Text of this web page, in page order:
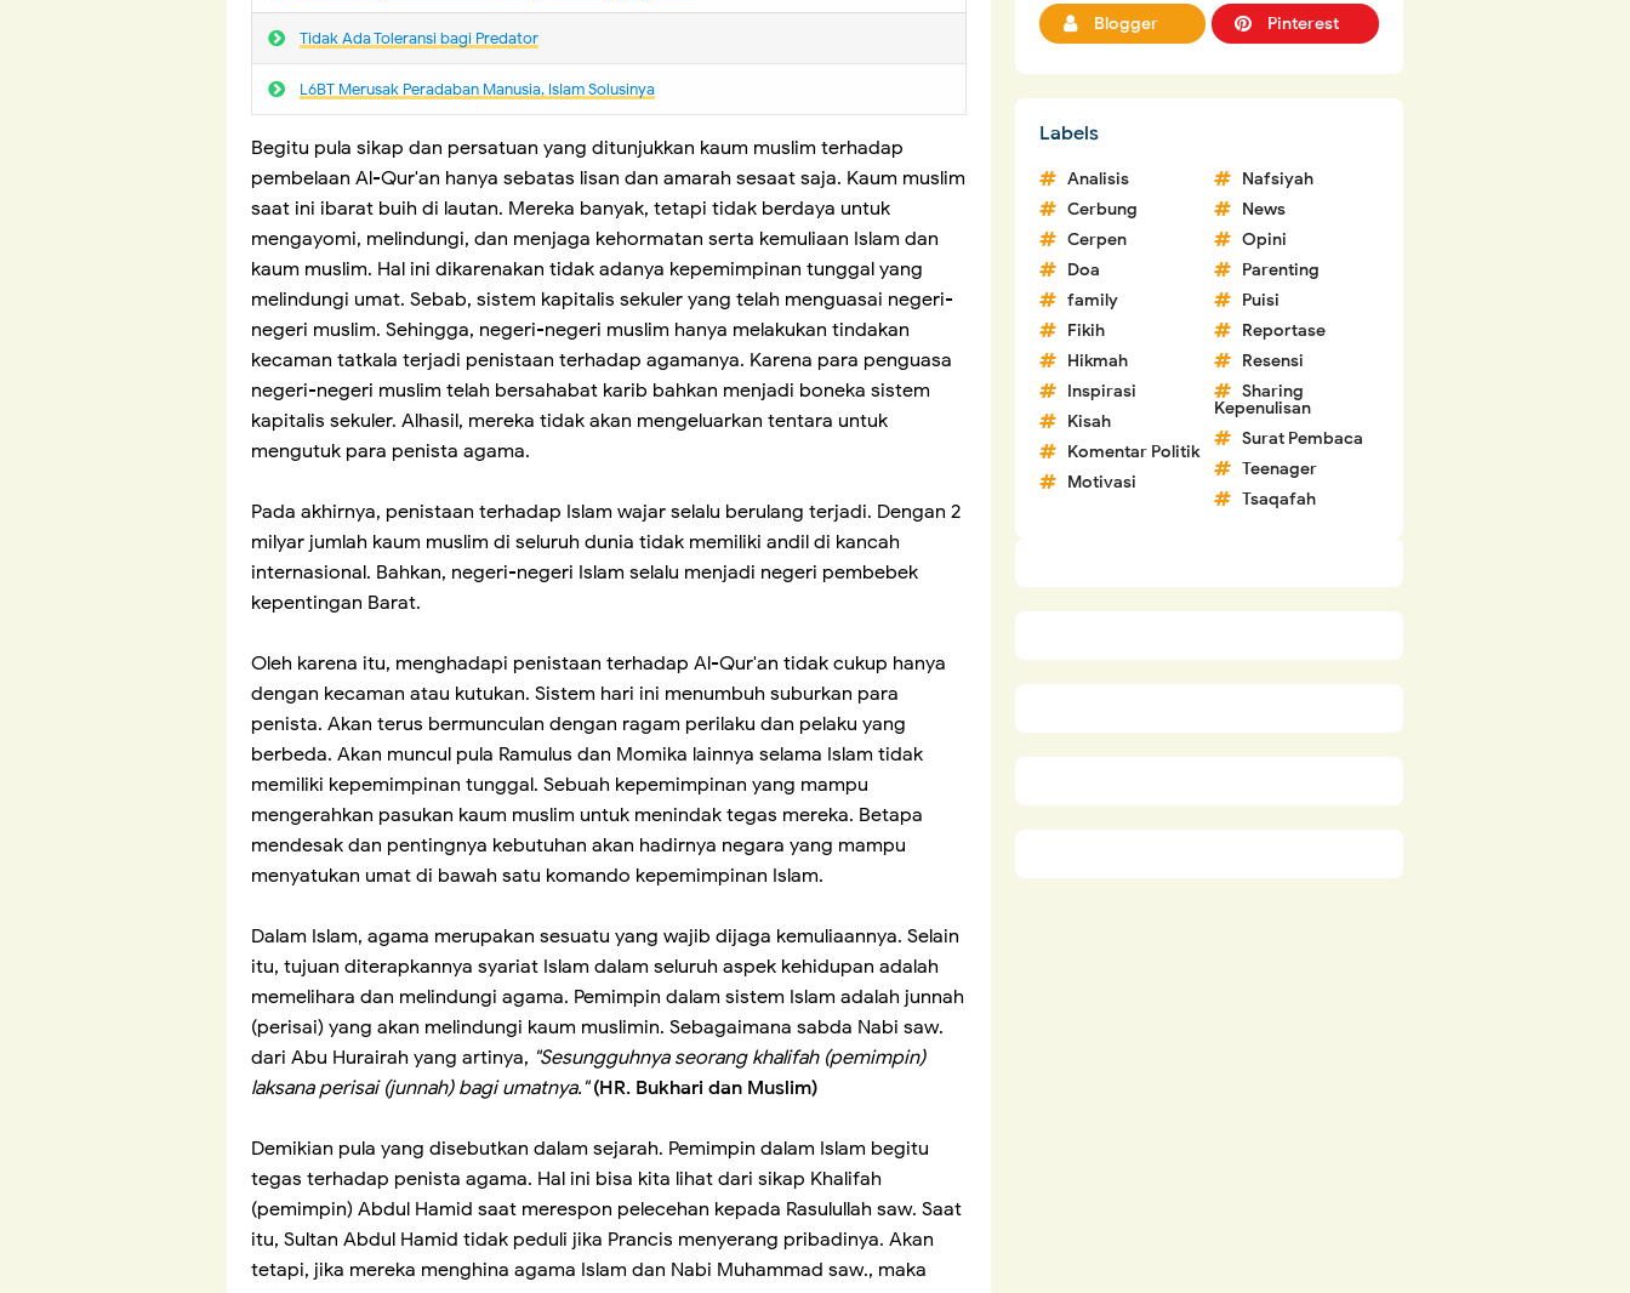
Tidak Ada Toleransi bagi Predator
L6BT Merusak Peradaban Manusia, IsIam Solusinya
Begitu pula sikap dan persatuan yang ditunjukkan kaum muslim terhadap
pembelaan Al-Qur'an hanya sebatas lisan dan amarah sesaat saja. Kaum muslim
saat ini ibarat buih di lautan. Mereka banyak, tetapi tidak berdaya untuk
mengayomi, melindungi, dan menjaga kehormatan serta kemuliaan Islam dan
kaum muslim. Hal ini dikarenakan tidak adanya kepemimpinan tunggal yang
melindungi umat. Sebab, sistem kapitalis sekuler yang telah menguasai negeri-
negeri muslim. Sehingga, negeri-negeri muslim hanya melakukan tindakan
kecaman tatkala terjadi penistaan terhadap agamanya. Karena para penguasa
negeri-negeri muslim telah bersahabat karib bahkan menjadi boneka sistem
kapitalis sekuler. Alhasil, mereka tidak akan mengeluarkan tentara untuk
mengutuk para penista agama.
Pada akhirnya, penistaan terhadap Islam wajar selalu berulang terjadi. Dengan 2
milyar jumlah kaum muslim di seluruh dunia tidak memiliki andil di kancah
internasional. Bahkan, negeri-negeri Islam selalu menjadi negeri pembebek
kepentingan Barat.
Oleh karena itu, menghadapi penistaan terhadap Al-Qur'an tidak cukup hanya
dengan kecaman atau kutukan. Sistem hari ini menumbuh suburkan para
penista. Akan terus bermunculan dengan ragam perilaku dan pelaku yang
berbeda. Akan muncul pula Ramulus dan Momika lainnya selama Islam tidak
memiliki kepemimpinan tunggal. Sebuah kepemimpinan yang mampu
mengerahkan pasukan kaum muslim untuk menindak tegas mereka. Betapa
mendesak dan pentingnya kebutuhan akan hadirnya negara yang mampu
menyatukan umat di bawah satu komando kepemimpinan Islam.
Dalam Islam, agama merupakan sesuatu yang wajib dijaga kemuliaannya. Selain
itu, tujuan diterapkannya syariat Islam dalam seluruh aspek kehidupan adalah
memelihara dan melindungi agama. Pemimpin dalam sistem Islam adalah junnah
(perisai) yang akan melindungi kaum muslimin. Sebagaimana sabda Nabi saw.
dari Abu Hurairah yang artinya, "Sesungguhnya seorang khalifah (pemimpin)
laksana perisai (junnah) bagi umatnya." (HR. Bukhari dan Muslim)
Demikian pula yang disebutkan dalam sejarah. Pemimpin dalam Islam begitu
tegas terhadap penista agama. Hal ini bisa kita lihat dari sikap Khalifah
(pemimpin) Abdul Hamid saat merespon pelecehan kepada Rasulullah saw. Saat
itu, Sultan Abdul Hamid tidak peduli jika Prancis menyerang pribadinya. Akan
tetapi, jika mereka menghina agama Islam dan Nabi Muhammad saw., maka
Blogger Pinterest
Labels
Analisis
Cerbung
Cerpen
Doa
family
Fikih
Hikmah
Inspirasi
Kisah
Komentar Politik
Motivasi
Nafsiyah
News
Opini
Parenting
Puisi
Reportase
Resensi
Sharing
Kepenulisan
Surat Pembaca
Teenager
Tsaqafah